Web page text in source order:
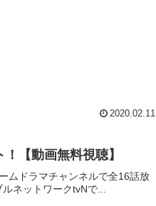
2020.02.11
【動画無料視聴】
ムドラマチャンネルで全16話放
ネットワークtvNで...